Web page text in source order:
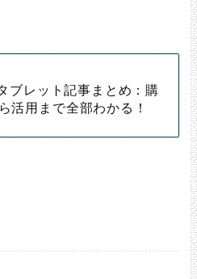
ブレット記事まとめ：購
活用まで全部わかる！